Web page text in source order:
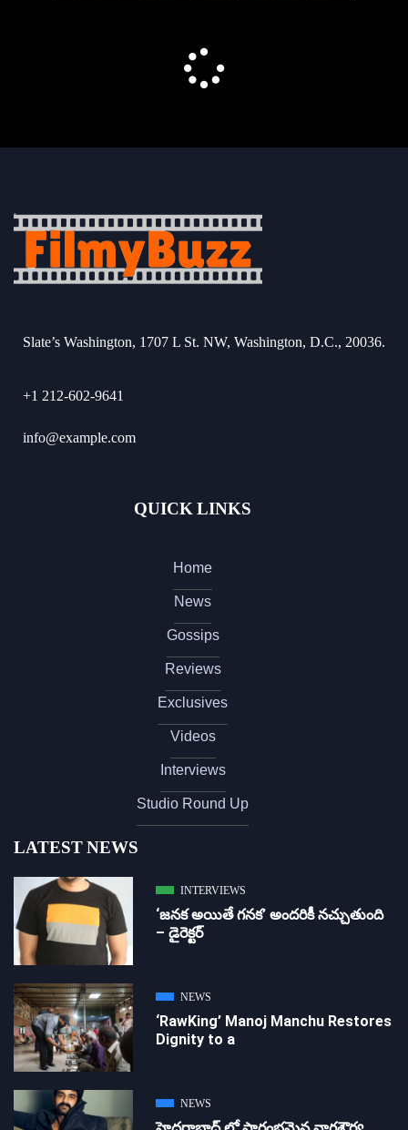
Slate’s Washington, 1707 L St. NW, Washington, D.C., 20036.
+1 212-602-9641
info@example.com
QUICK LINKS
Home
News
Gossips
Reviews
Exclusives
Videos
Interviews
Studio Round Up
LATEST NEWS
INTERVIEWS
‘జ‌న‌క అయితే గ‌న‌క‌’ అందరికీ నచ్చుతుంది
– డైరెక్ట‌ర్
NEWS
‘RawKing’ Manoj Manchu Restores
Dignity to a
NEWS